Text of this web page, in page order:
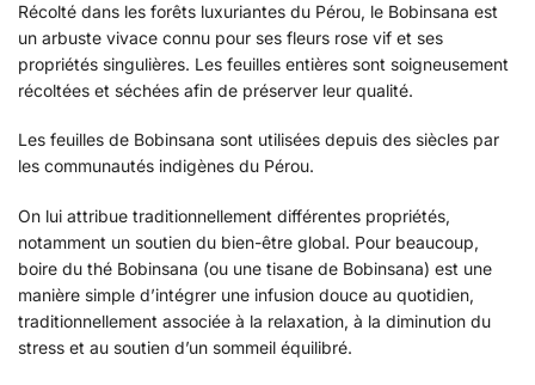
Récolté dans les forêts luxuriantes du Pérou, le Bobinsana est
un arbuste vivace connu pour ses fleurs rose vif et ses
propriétés singulières. Les feuilles entières sont soigneusement
récoltées et séchées afin de préserver leur qualité.
Les feuilles de Bobinsana sont utilisées depuis des siècles par
les communautés indigènes du Pérou.
On lui attribue traditionnellement différentes propriétés,
notamment un soutien du bien-être global. Pour beaucoup,
boire du thé Bobinsana (ou une tisane de Bobinsana) est une
manière simple d’intégrer une infusion douce au quotidien,
traditionnellement associée à la relaxation, à la diminution du
stress et au soutien d’un sommeil équilibré.